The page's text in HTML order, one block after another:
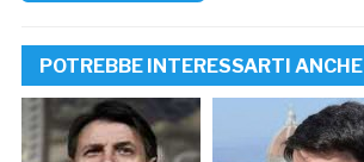
POTREBBE INTERESSARTI ANCHE